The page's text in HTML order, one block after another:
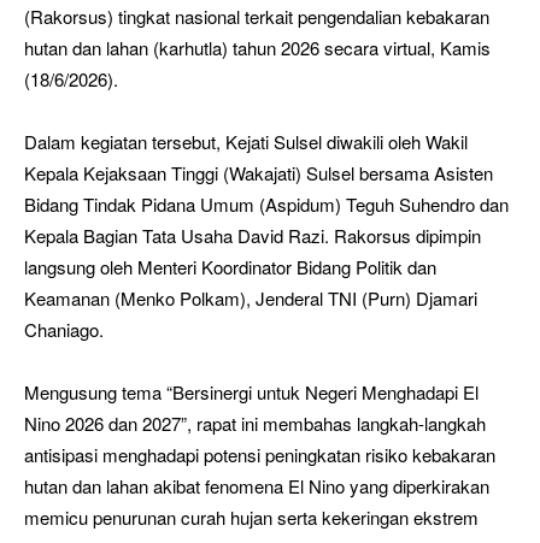
(Rakorsus) tingkat nasional terkait pengendalian kebakaran
hutan dan lahan (karhutla) tahun 2026 secara virtual, Kamis
(18/6/2026).
Dalam kegiatan tersebut, Kejati Sulsel diwakili oleh Wakil
Kepala Kejaksaan Tinggi (Wakajati) Sulsel bersama Asisten
Bidang Tindak Pidana Umum (Aspidum) Teguh Suhendro dan
Kepala Bagian Tata Usaha David Razi. Rakorsus dipimpin
langsung oleh Menteri Koordinator Bidang Politik dan
Keamanan (Menko Polkam), Jenderal TNI (Purn) Djamari
Chaniago.
Mengusung tema “Bersinergi untuk Negeri Menghadapi El
Nino 2026 dan 2027”, rapat ini membahas langkah-langkah
antisipasi menghadapi potensi peningkatan risiko kebakaran
hutan dan lahan akibat fenomena El Nino yang diperkirakan
memicu penurunan curah hujan serta kekeringan ekstrem